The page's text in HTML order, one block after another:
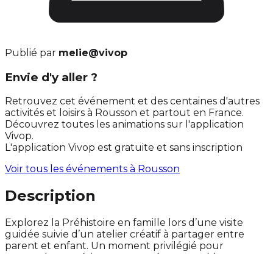
Publié par melie@vivop
Envie d'y aller ?
Retrouvez cet événement et des centaines d'autres
activités et loisirs à Rousson et partout en France.
Découvrez toutes les animations sur l'application
Vivop.
L'application Vivop est gratuite et sans inscription
Voir tous les événements à Rousson
Description
Explorez la Préhistoire en famille lors d’une visite
guidée suivie d’un atelier créatif à partager entre
parent et enfant. Un moment privilégié pour